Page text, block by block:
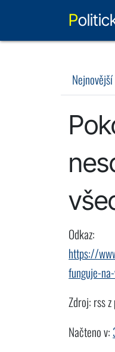
Nejnovější
Odkaz:
https://
funguje-
Zdroj: rss
Načteno v: